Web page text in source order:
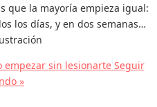
que la mayoría empieza igual:
los días, y en dos semanas…
empezar sin lesionarteSeguir
»